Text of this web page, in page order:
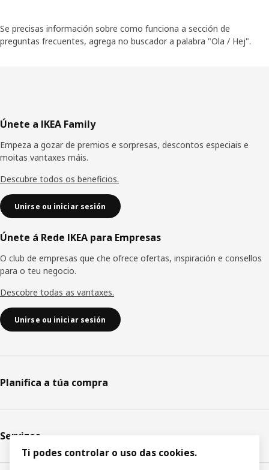
Se precisas información sobre como funciona a sección de
preguntas frecuentes, agrega no buscador a palabra "Ola / Hej".
Pé
de
páxina
Únete a IKEA Family
Empeza a gozar de premios e sorpresas, descontos especiais e
moitas vantaxes máis.
Descubre todos os beneficios.
Unirse ou iniciar sesión
Únete á Rede IKEA para Empresas
O club de empresas que che ofrece ofertas, inspiración e consellos
para o teu negocio.
Descobre todas as vantaxes.
Unirse ou iniciar sesión
Planifica a túa compra
Servizos
Ti podes controlar o uso das cookies.